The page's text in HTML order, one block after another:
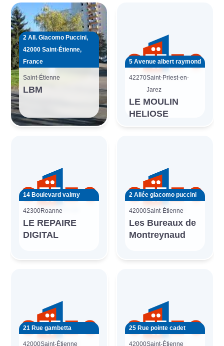
2 All. Giacomo Puccini,
42000 Saint-Étienne,
France
Saint-Étienne
LBM
5 Avenue albert raymond
42270Saint-Priest-en-
Jarez
LE MOULIN
HELIOSE
14 Boulevard valmy
42300Roanne
LE REPAIRE
DIGITAL
2 Allée giacomo puccini
42000Saint-Étienne
Les Bureaux de
Montreynaud
21 Rue gambetta
42000Saint-Étienne
25 Rue pointe cadet
42000Saint-Étienne